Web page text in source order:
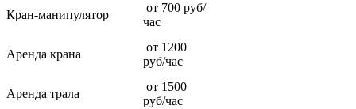
Кран-манипулятор
от 700 руб/
час
Аренда крана
от 1200
руб/час
Аренда трала
от 1500
руб/час